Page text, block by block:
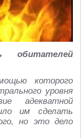
обитателей
которого
уровня
адекватной
им сделать
но это дело